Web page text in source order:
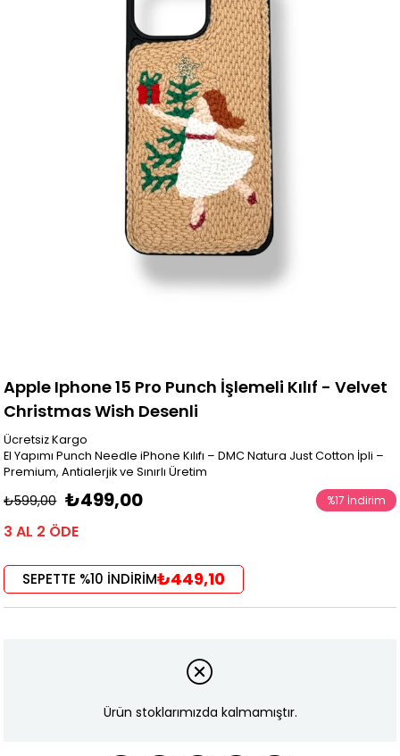
Apple Iphone 15 Pro Punch İşlemeli Kılıf - Velvet
Christmas Wish Desenli
Ücretsiz Kargo
El Yapımı Punch Needle iPhone Kılıfı – DMC Natura Just Cotton İpli –
Premium, Antialerjik ve Sınırlı Üretim
₺599,00 ₺499,00 %17 İndirim
3 AL 2 ÖDE
SEPETTE %10 İNDİRİM₺449,10
Ürün stoklarımızda kalmamıştır.